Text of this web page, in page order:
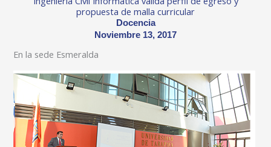
propuesta de malla curricular
Docencia
Noviembre 13, 2017
En la sede Esmeralda